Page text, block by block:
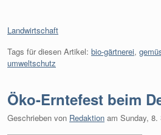
Kategorien:
Landwirtschaft
Tags für diesen Artikel: bio-gärtnerei,
umweltschutz
Öko-Erntefest beim
Geschrieben von Redaktion am Sunday, 8.